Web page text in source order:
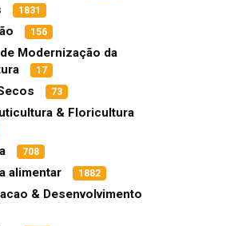
1831
156
Modernização da
17
73
& Floricultura
708
alimentar 1882
& Desenvolvimento